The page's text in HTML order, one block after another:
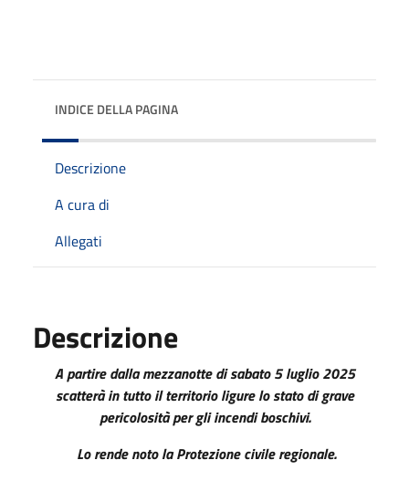
INDICE DELLA PAGINA
Descrizione
A cura di
Allegati
Descrizione
A partire dalla mezzanotte di sabato 5 luglio 2025
scatterà in tutto il territorio ligure lo stato di grave
pericolosità per gli incendi boschivi.
Lo rende noto la Protezione civile regionale.